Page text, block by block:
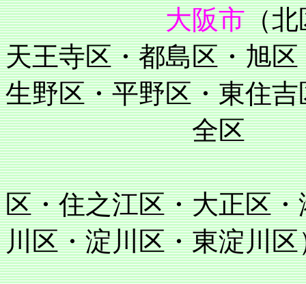
大阪市（北
天王寺区・都島区・旭
生野区・平野区・東住吉
全区
住吉区・阿
区・住之江区・大正区
川区・淀川区・東淀川区